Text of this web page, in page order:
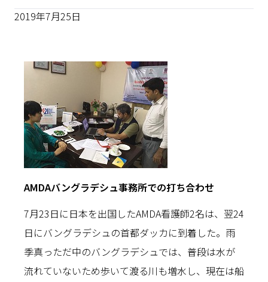
2019年7月25日
AMDAバングラデシュ事務所での打ち合わせ
7月23日に日本を出国したAMDA看護師2名は、翌24
日にバングラデシュの首都ダッカに到着した。雨
季真っただ中のバングラデシュでは、普段は水が
流れていないため歩いて渡る川も増水し、現在は船